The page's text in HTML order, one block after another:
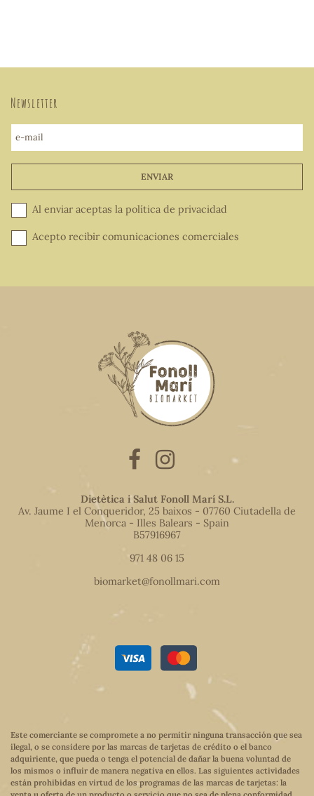
Newsletter
e-mail
ENVIAR
Al enviar aceptas la política de privacidad
Acepto recibir comunicaciones comerciales
Dietètica i Salut Fonoll Marí S.L.
Av. Jaume I el Conqueridor, 25 baixos - 07760 Ciutadella de
Menorca - Illes Balears - Spain
B57916967
971 48 06 15
biomarket@fonollmari.com
Este comerciante se compromete a no permitir ninguna transacción que sea
ilegal, o se considere por las marcas de tarjetas de crédito o el banco
adquiriente, que pueda o tenga el potencial de dañar la buena voluntad de
los mismos o influir de manera negativa en ellos. Las siguientes actividades
están prohibidas en virtud de los programas de las marcas de tarjetas: la